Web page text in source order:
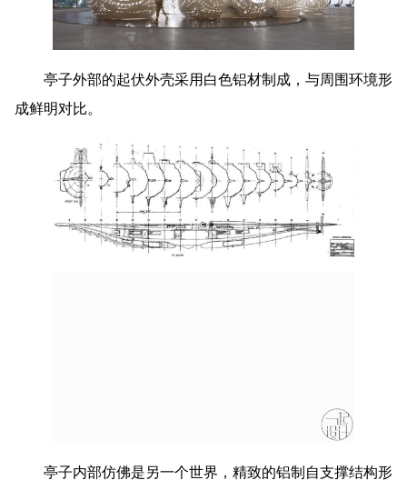
亭子外部的起伏外壳采用白色铝材制成，与周围环境形
成鲜明对比。
亭子内部仿佛是另一个世界，精致的铝制自支撑结构形